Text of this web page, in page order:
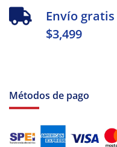
Envío
$3,499
Métodos de pago